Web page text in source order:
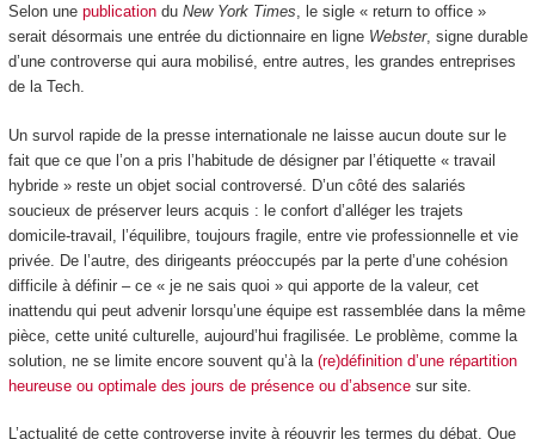
Selon une publicationdu New York Times, le sigle « return to office »
serait désormais une entrée du dictionnaire en ligne Webster, signe durable
d’une controverse qui aura mobilisé, entre autres, les grandes entreprises
de la Tech.
Un survol rapide de la presse internationale ne laisse aucun doute sur le
fait que ce que l’on a pris l’habitude de désigner par l’étiquette « travail
hybride » reste un objet social controversé. D’un côté des salariés
soucieux de préserver leurs acquis : le confort d’alléger les trajets
domicile-travail, l’équilibre, toujours fragile, entre vie professionnelle et vie
privée. De l’autre, des dirigeants préoccupés par la perte d’une cohésion
difficile à définir – ce « je ne sais quoi » qui apporte de la valeur, cet
inattendu qui peut advenir lorsqu’une équipe est rassemblée dans la même
pièce, cette unité culturelle, aujourd’hui fragilisée. Le problème, comme la
solution, ne se limite encore souvent qu’à la (re)définition d’une répartition
heureuse ou optimale des jours de présence ou d’absencesur site.
L’actualité de cette controverse invite à réouvrir les termes du débat. Que